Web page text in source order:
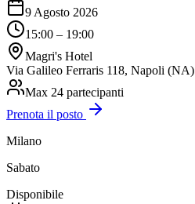
9 Agosto 2026
15:00 – 19:00
Magri's Hotel
Via Galileo Ferraris 118, Napoli (NA)
Max 24 partecipanti
Prenota il posto
Milano
Sabato
Disponibile